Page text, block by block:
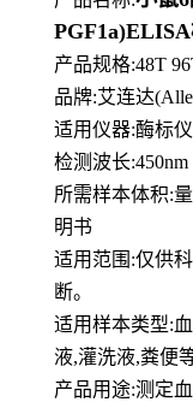
产品规格:48T
品牌:艾连达
适用仪器:酶标
检测波长:450nm
所需样本体积:
明书
适用范围:仅供
断。
适用样本类型:
液,灌洗液,粪便
产品用途:测定